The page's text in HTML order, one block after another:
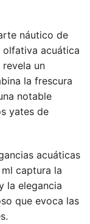
náutico de
acuática
un
la frescura
notable
yates de
acuáticas
captura la
la elegancia
que evoca las